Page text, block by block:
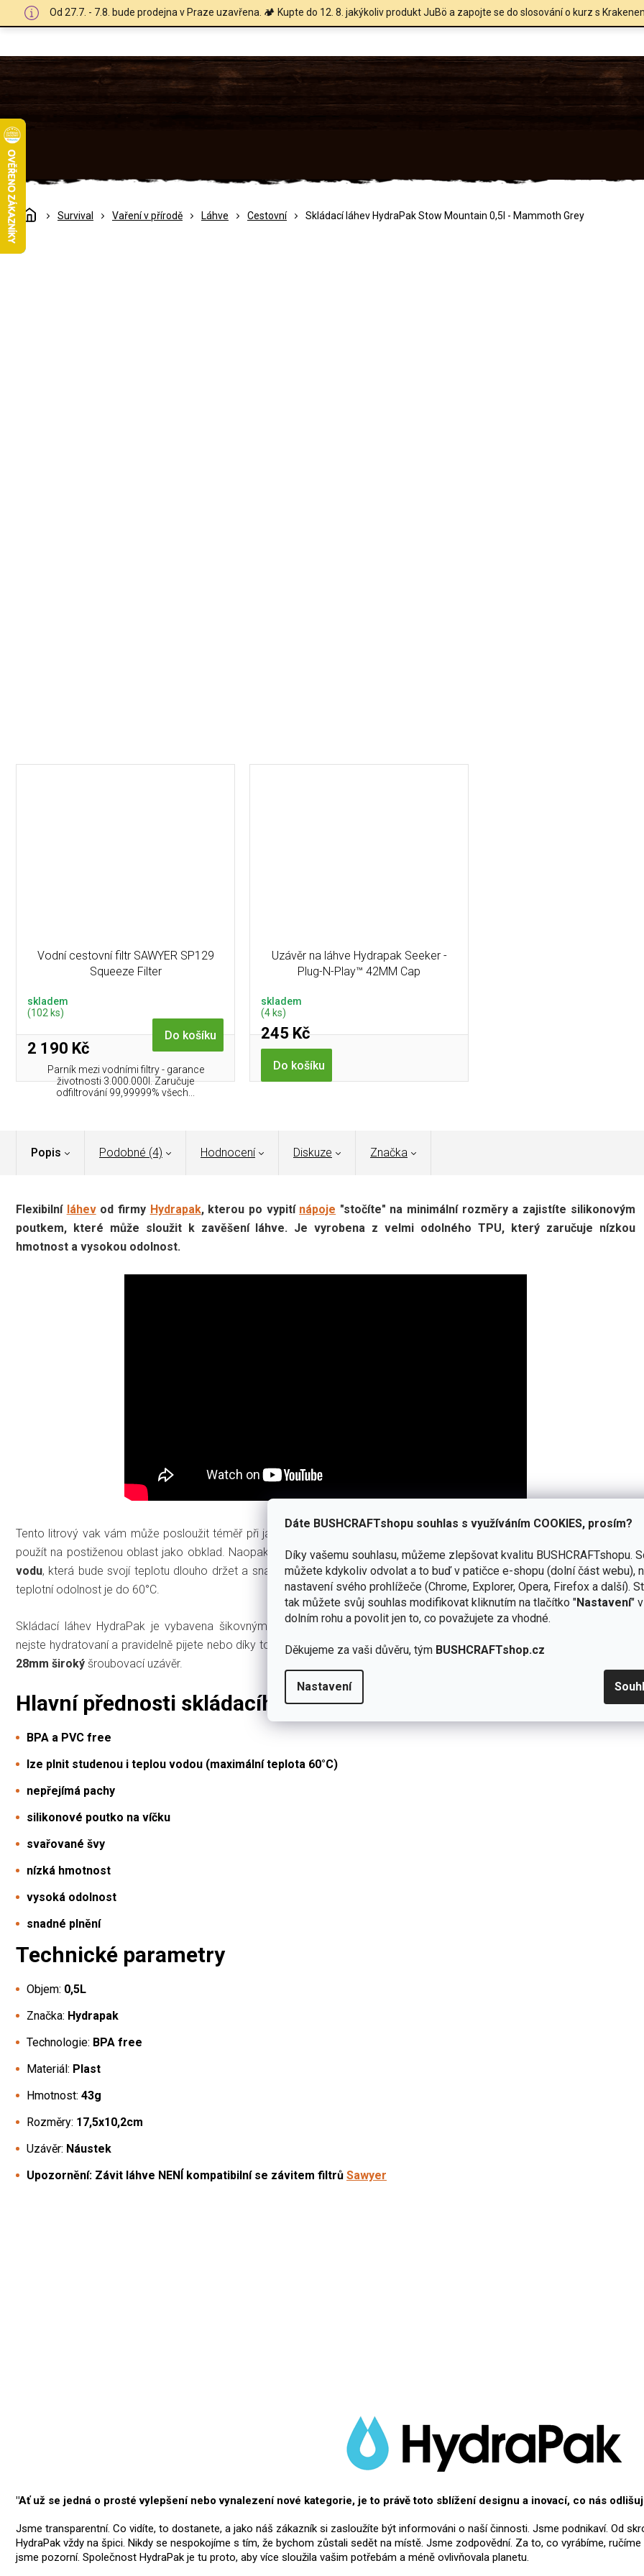
Dáte BUSHCRAFTshopu souhlas s využíváním COOKIES, prosím?
Díky vašemu souhlasu, můžeme zlepšovat kvalitu BUSHCRAFTshopu.
můžete kdykoliv odvolat a to buď v patičce e-shopu (dolní část webu),
nastavení svého prohlížeče (Chrome, Explorer, Opera, Firefox a další).
tak můžete svůj souhlas modifikovat kliknutím na tlačítko "Nastavení"
dolním rohu a povolit jen to, co považujete za vhodné.
Děkujeme za vaši důvěru, tým BUSHCRAFTshop.cz
Nastavení
Od 27.7. - 7.8. bude prodejna v Praze uzavřena. 🏕️ Kupte do 12. 8. jakýkoliv produkt JuBö a zapojte se do slosování o kurz s
DomůSurvival Vaření v přírodě Láhve Cestovní Skládací láhev HydraPak Stow Mountain 0,5l - Mammoth Grey
Vodní cestovní filtr SAWYER SP129
Squeeze Filter
skladem
(102 ks)
2 190 Kč
Do košíku
Parník mezi vodními filtry - garance
životnosti 3.000.000l. Zaručuje
odfiltrování 99,99999% všech...
Uzávěr na láhve Hydrapak Seeker -
Plug-N-Play™ 42MM Cap
skladem
(4 ks)
245 Kč
Do košíku
Popis Podobné (4) Hodnocení Diskuze Značka
Flexibilní láhevod firmy Hydrapak, kterou po vypití nápoje "stočíte" na minimální rozměry a zajistíte silikonovým
poutkem, které může sloužit k zavěšení láhve. Je vyrobena z velmi odolného TPU, který zaručuje nízkou
hmotnost a vysokou odolnost.
Tento litrový vak vám může posloužit téměř při jakýchkoliv aktivitách. V případě nouzové situace jej můžete zamrazit
použít na postiženou oblast jako obklad. Naopak v případě kdy byste se potřebovali zahřát,můžete do něj nalít teplou
vodu, která bude svojí teplotu dlouho držet a snadno ho tak můžete použít jako termofón. Pozor ovšem na vařící vodu,
teplotní odolnost je do 60°C.
Skládací láhev HydraPak je vybavena šikovným externím ukazatelem kapacity. Můžete tak snadno sledovat, zda-li
nejste hydratovaní a pravidelně pijete nebo díky tomuto ukazateliodměřit jakoukoliv tekutinu. Ve výbavě mu nechybí ani
28mm široký šroubovací uzávěr.
Hlavní přednosti skládacího láhve HydraPak
BPA a PVC free
lze plnit studenou i teplou vodou (maximální teplota 60°C)
nepřejímá pachy
silikonové poutko na víčku
svařované švy
nízká hmotnost
vysoká odolnost
snadné plnění
Technické parametry
Objem: 0,5L
Značka: Hydrapak
Technologie: BPA free
Materiál: Plast
Hmotnost: 43g
Rozměry: 17,5x10,2cm
Uzávěr: Náustek
Upozornění: Závit láhve NENÍ kompatibilní se závitem filtrů Sawyer
"Ať už se jedná o prosté vylepšení nebo vynalezení nové kategorie, je to právě toto sblížení designu a inovací, co nás
Jsme transparentní. Co vidíte, to dostanete, a jako náš zákazník si zasloužíte být informováni o naší činnosti. Jsme podnikaví. Od
HydraPak vždy na špici. Nikdy se nespokojíme s tím, že bychom zůstali sedět na místě. Jsme zodpovědní. Za to, co vyrábíme,
jsme pozorní. Společnost HydraPak je tu proto, aby více sloužila vašim potřebám a méně ovlivňovala planetu.